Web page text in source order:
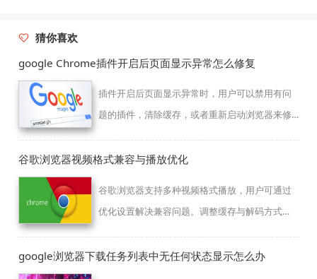
猜你喜欢
google Chrome插件开启后页面显示异常怎么修复
插件开启后页面显示异常时，用户可以禁用有问
题的插件，清除缓存，或者重新启动浏览器来修
题的插件。
谷歌浏览器视频格式兼容与播放优化
谷歌浏览器支持多种视频格式播放，用户可通过
优化设置解决兼容问题。调整缓存与解码方式
景。
google浏览器下载任务列表中无任何状态显示怎么办